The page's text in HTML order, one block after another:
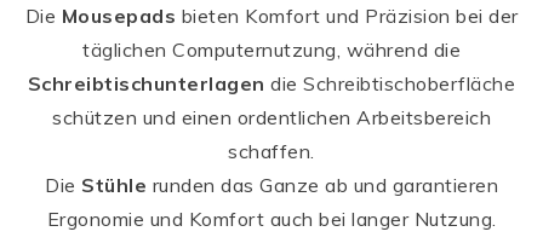
Die Mousepads bieten Komfort und Präzision bei der
täglichen Computernutzung, während die
Schreibtischunterlagen die Schreibtischoberfläche
schützen und einen ordentlichen Arbeitsbereich
schaffen.
Die Stühle runden das Ganze ab und garantieren
Ergonomie und Komfort auch bei langer Nutzung.